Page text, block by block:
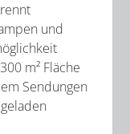
und
m² Fläche
Sendungen